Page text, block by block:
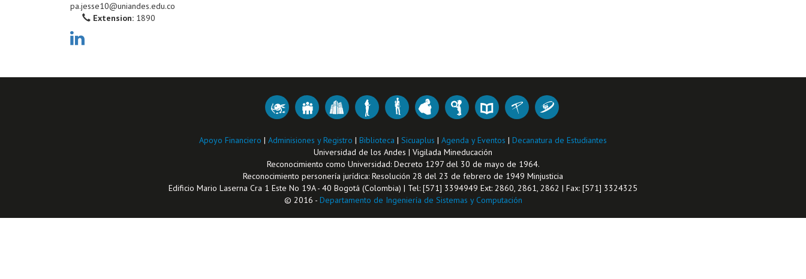
pa.jesse10@uniandes.edu.co
Extension: 1890
Apoyo Financiero | Adminisiones y Registro | Biblioteca | Sicuaplus | Agenda y Eventos | Decanatura de Estudiantes
Universidad de los Andes | Vigilada Mineducación
Reconocimiento como Universidad: Decreto 1297 del 30 de mayo de 1964.
Reconocimiento personería jurídica: Resolución 28 del 23 de febrero de 1949 Minjusticia
Edificio Mario Laserna Cra 1 Este No 19A - 40 Bogotá (Colombia) | Tel: [571] 3394949 Ext: 2860, 2861, 2862 | Fax: [571] 3324325
© 2016 - Departamento de Ingeniería de Sistemas y Computación